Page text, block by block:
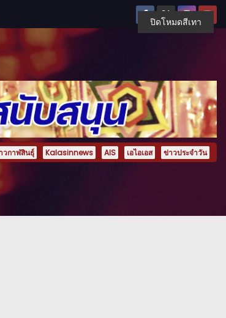
วกาฬสินธุ์ Kalasinnews AIS เอไอเอส ข่าวประจำวัน
ปิดโหมดสีเทา